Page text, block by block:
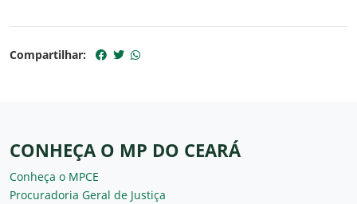
Compartilhar:
CONHEÇA O MP DO CEARÁ
Conheça o MPCE
Procuradoria Geral de Justiça